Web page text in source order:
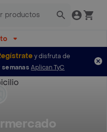
y disfruta de
Aplican TyC